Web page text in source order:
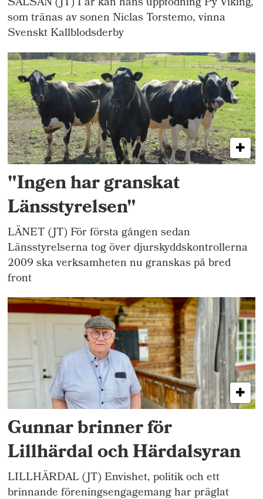
som tränas av sonen Niclas Torstemo, vinna
Svenskt Kallblodsderby
"Ingen har granskat
Länsstyrelsen"
LÄNET (JT) För första gången sedan
Länsstyrelserna tog över djurskyddskontrollerna
2009 ska verksamheten nu granskas på bred
front
Gunnar brinner för
Lillhärdal och Härdalsyran
LILLHÄRDAL (JT) Envishet, politik och ett
brinnande föreningsengagemang har präglat